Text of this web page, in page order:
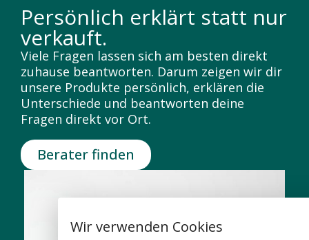
Persönlich erklärt statt nur
verkauft.
Viele Fragen lassen sich am besten direkt
zuhause beantworten. Darum zeigen wir dir
unsere Produkte persönlich, erklären die
Unterschiede und beantworten deine
Fragen direkt vor Ort.
Berater finden
Wir verwenden Cookies